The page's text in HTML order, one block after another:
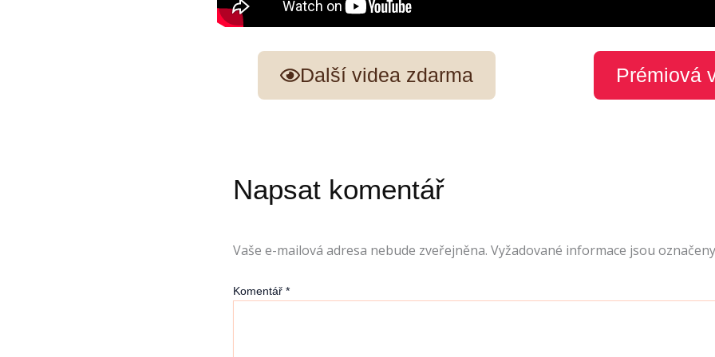
Další videa zdarma Prémiová
Napsat komentář
Vaše e-mailová adresa nebude zveřejněna. Vyžadované informace jsou označeny
Komentář *